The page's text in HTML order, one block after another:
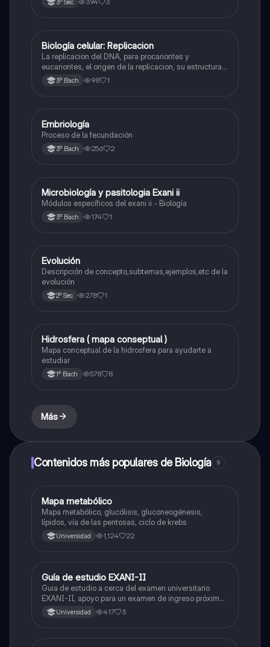
3º Sec
Biología
Biología celular: Replicacion
La replicacion del DNA, para procariontes y
eucariontes, el origen de la replicacion, su estructura y
las enzimas que participan en la síntesis, etc.
3º Bach 98 1
Biología
Embriología
Proceso de la fecundación
3º Bach 256 2
Biología
Microbiología y pasitologia Exani ii
Módulos específicos del exani ii - Biología
3º Bach 174 1
Biología
Evolución
Descripción de concepto,subtemas,ejemplos,etc de la
evolución
2º Sec 278 1
Biología
Hidrosfera ( mapa conseptual )
Mapa conceptual de la hidrosfera para ayudarte a
estudiar
1º Bach 578 8
Más
Contenidos más populares de Biología 9
Biología
Mapa metabólico
Mapa metabólico, glucólisis, gluconeogénesis,
lípidos, vía de las pentosas, ciclo de krebs
Universidad 1,124 22
Historia
Guía de estudio EXANI-II
Guia de estudio a cerca del examen universitario
EXANI-II, apoyo para un examen de ingreso próximo
2026.Universidad 417 3